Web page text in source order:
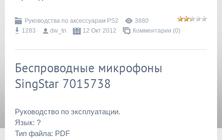
Руководства по аксессуарам PS2
3880
1283
dw_tn 12 Окт 2012 Комментарии (0)
Беспроводные микрофоны
SingStar 7015738
Руководство по эксплуатации.
Язык: ?
Тип файла: PDF